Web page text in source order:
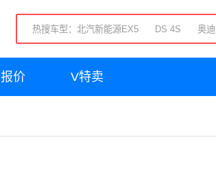
报价 V特卖